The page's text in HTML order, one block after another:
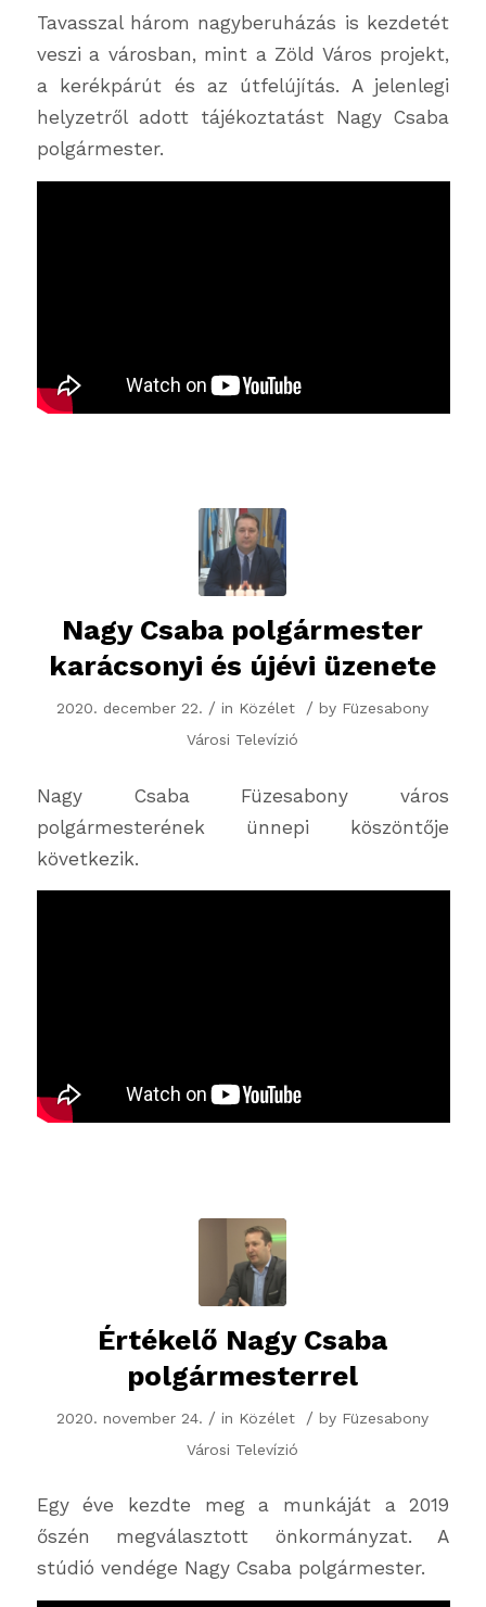
Tavasszal három nagyberuházás is kezdetét
veszi a városban, mint a Zöld Város projekt,
a kerékpárút és az útfelújítás. A jelenlegi
helyzetről adott tájékoztatást Nagy Csaba
polgármester.
Nagy Csaba polgármester
karácsonyi és újévi üzenete
2020. december 22. / in Közélet / by Füzesabony
Városi Televízió
Nagy Csaba Füzesabony város
polgármesterének ünnepi köszöntője
következik.
Értékelő Nagy Csaba
polgármesterrel
2020. november 24. / in Közélet / by Füzesabony
Városi Televízió
Egy éve kezdte meg a munkáját a 2019
őszén megválasztott önkormányzat. A
stúdió vendége Nagy Csaba polgármester.